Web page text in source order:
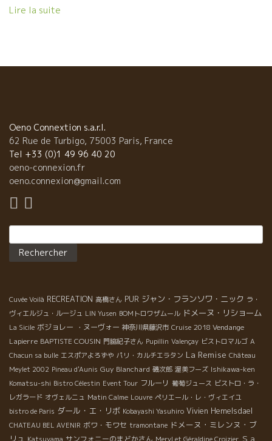
らない。 だから、甘口でもビシッと効いている。 たれない、甘す
然派でないと！！ 普通の造りでは酸化防止剤を目いっぱい入れて
しまう。 だから、甘いワインを飲むと頭が直ぐに痛くなってしま
ったり、繊細な人は気持ち悪くなってしまう。 アンジェの自然派
の蔵元なら量は少なくとも皆造っています。 例えば Philippe
Delmée フィリップ・デルメ醸造の La Grosse Nadine Vin Blanc
シッとあり。 日本の自然派インポーターの皆さんへ 少しでもいい
う。
Lire la suite
Oeno Connextion s.a.r.l.
62 Rue de Turbigo, 75003 Paris, France
Tel +33 (0)1 49 96 40 20
oeno-connexion.fr
oeno.connexion@gmail.com
Cuvée Voilà RECREATION 高橋さん PUR ジャン・フランソワ・ニック ラ・
ヴィエルジュ・ルージュ LIN Yusen BOMトロワザムール ドメーヌ・リショーム
La Sicile ボジョレー ・ヌーヴォー 神奈川県藤沢市 Cruise 2018 Vendange
Lapierre BAPTISTE COUSIN 門脇紀子さん Pupillin Valençay ビストロマルゴ A
Chacun sa bulle エスポアよろずや パリ・カルチエラタン La Remise Château
Meylet 2002 Pineau d'Aunis Guy Blanchard 磯次郎 渥美フーズ Ishikawa-ken
Komatsu-shi Bistro Célestin Event Tour フルーリ 葡萄ジュース ビストロ・ラ・
レガラード オヴェルニュ Matin Calme Louvre ペリエール・レ・ヴィエイユ
bistro de Paris ダール・エ・リボ Kobayashi Yasuhiro Vivien Hemelsdael
CHATEAU BEL AVENIR ボワ・モワセ tramontane ドメーヌ・ミレンヌ・ブ
リュ
Ｓａ